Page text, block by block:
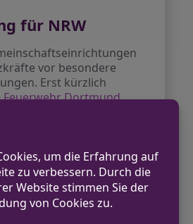
für NRW
vor besondere
Erst kürzlich
Feuerwehr Dortmund
Löscheinsatz und
aller Bewohner.
zur Brandursache